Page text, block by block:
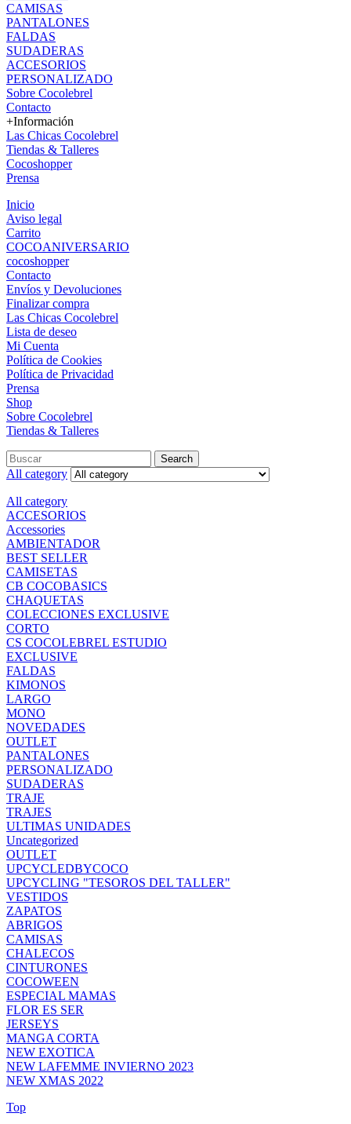
CAMISAS
PANTALONES
FALDAS
SUDADERAS
ACCESORIOS
PERSONALIZADO
Sobre Cocolebrel
Contacto
+Información
Las Chicas Cocolebrel
Tiendas & Talleres
Cocoshopper
Prensa
Inicio
Aviso legal
Carrito
COCOANIVERSARIO
cocoshopper
Contacto
Envíos y Devoluciones
Finalizar compra
Las Chicas Cocolebrel
Lista de deseo
Mi Cuenta
Política de Cookies
Política de Privacidad
Prensa
Shop
Sobre Cocolebrel
Tiendas & Talleres
Search
for:
Search
All category
All category
ACCESORIOS
Accessories
AMBIENTADOR
BEST SELLER
CAMISETAS
CB COCOBASICS
CHAQUETAS
COLECCIONES EXCLUSIVE
CORTO
CS COCOLEBREL ESTUDIO
EXCLUSIVE
FALDAS
KIMONOS
LARGO
MONO
NOVEDADES
OUTLET
PANTALONES
PERSONALIZADO
SUDADERAS
TRAJE
TRAJES
ULTIMAS UNIDADES
Uncategorized
OUTLET
UPCYCLEDBYCOCO
UPCYCLING "TESOROS DEL TALLER"
VESTIDOS
ZAPATOS
ABRIGOS
CAMISAS
CHALECOS
CINTURONES
COCOWEEN
ESPECIAL MAMAS
FLOR ES SER
JERSEYS
MANGA CORTA
NEW EXOTICA
NEW LAFEMME INVIERNO 2023
NEW XMAS 2022
Top